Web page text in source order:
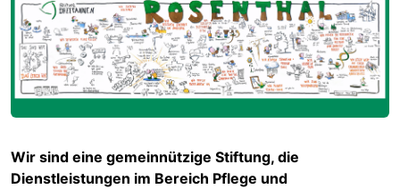
Wir sind eine gemeinnützige Stiftung, die
Dienstleistungen im Bereich Pflege und